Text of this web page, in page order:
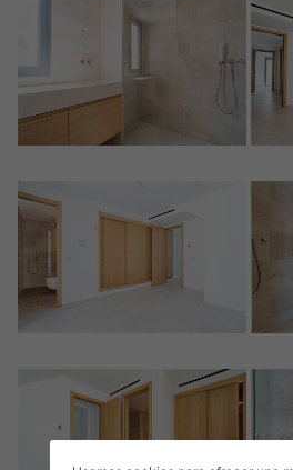
Crear una cuenta
Nachname*
Verkaufen Sie Ihre